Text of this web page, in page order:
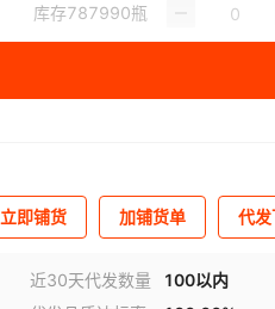
库存787990瓶
立即铺货 加铺货单 代
近30天代发数量
100以内